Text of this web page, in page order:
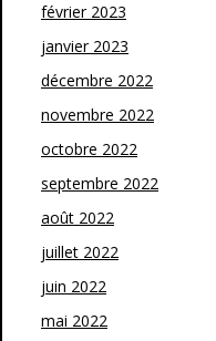
février 2023
janvier 2023
décembre 2022
novembre 2022
octobre 2022
septembre 2022
août 2022
juillet 2022
juin 2022
mai 2022